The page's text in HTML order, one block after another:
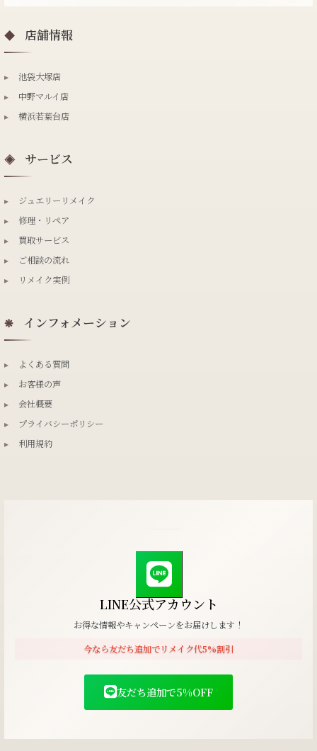
◆ 店舗情報
▸
池袋大塚店
▸
中野マルイ店
▸
横浜若葉台店
◈ サービス
▸
ジュエリーリメイク
▸
修理・リペア
▸
買取サービス
▸
ご相談の流れ
▸
リメイク実例
❋ インフォメーション
▸
よくある質問
▸
お客様の声
▸
会社概要
▸
プライバシーポリシー
▸
利用規約
LINE公式アカウント
お得な情報やキャンペーンをお届けします！
今なら友だち追加でリメイク代5%割引
友だち追加で5%OFF